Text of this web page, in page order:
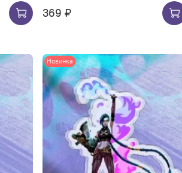
369 ₽
Новинка